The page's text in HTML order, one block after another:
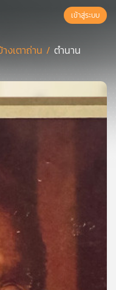
เข้าสู่ระบบ
างเตาถ่าน / ตำนาน